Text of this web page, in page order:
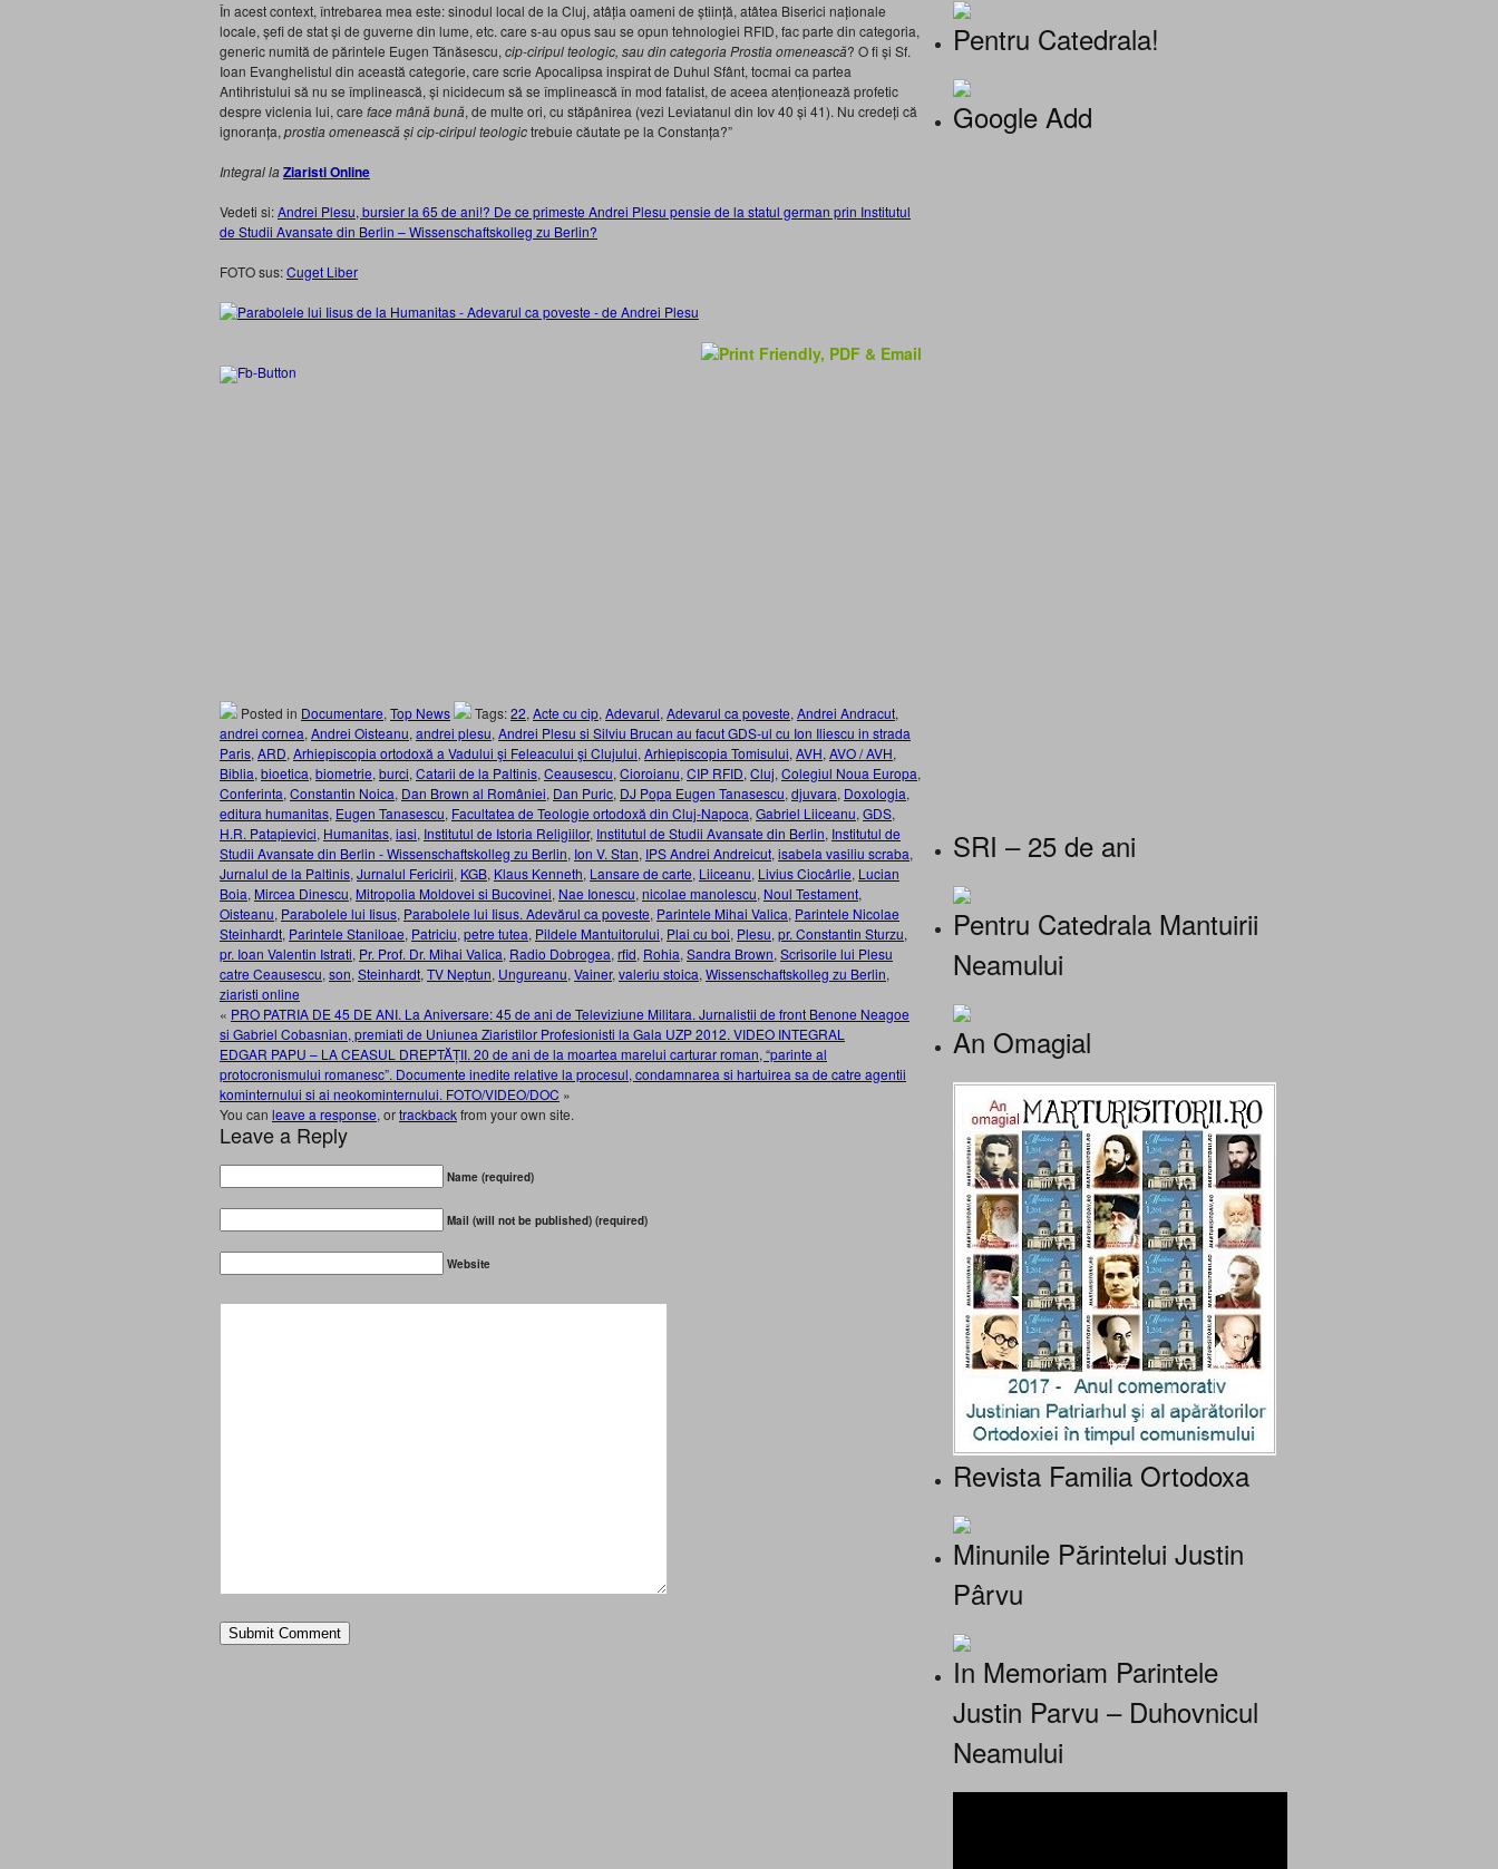
În acest context, întrebarea mea este: sinodul local de la Cluj, atâția oameni de știință, atâtea Biserici naționale
locale, șefi de stat și de guverne din lume, etc. care s-au opus sau se opun tehnologiei RFID, fac parte din categoria,
generic numită de părintele Eugen Tănăsescu, cip-ciripul teologic, sau din categoria Prostia omenească? O fi și Sf.
Ioan Evanghelistul din această categorie, care scrie Apocalipsa inspirat de Duhul Sfânt, tocmai ca partea
Antihristului să nu se împlinească, și nicidecum să se împlinească în mod fatalist, de aceea atenționează profetic
despre viclenia lui, care face mână bună, de multe ori, cu stăpânirea (vezi Leviatanul din Iov 40 și 41). Nu credeți că
ignoranța, prostia omenească și cip-ciripul teologictrebuie căutate pe la Constanța?”
Integral laZiaristi Online
Vedeti si:Andrei Plesu, bursier la 65 de ani!? De ce primeste Andrei Plesu pensie de la statul german prin Institutul
de Studii Avansate din Berlin – Wissenschaftskolleg zu Berlin?
FOTO sus:Cuget Liber
Posted in Documentare, Top News Tags:22, Acte cu cip, Adevarul, Adevarul ca poveste, Andrei Andracut,
andrei cornea, Andrei Oisteanu, andrei plesu, Andrei Plesu si Silviu Brucan au facut GDS-ul cu Ion Iliescu in strada
Paris, ARD, Arhiepiscopia ortodoxă a Vadului şi Feleacului şi Clujului, Arhiepiscopia Tomisului, AVH, AVO / AVH,
Biblia, bioetica, biometrie, burci, Catarii de la Paltinis, Ceausescu, Cioroianu, CIP RFID, Cluj, Colegiul Noua Europa,
Conferinta, Constantin Noica, Dan Brown al României, Dan Puric, DJ Popa Eugen Tanasescu, djuvara, Doxologia,
editura humanitas, Eugen Tanasescu, Facultatea de Teologie ortodoxă din Cluj-Napoca, Gabriel Liiceanu, GDS,
H.R. Patapievici, Humanitas, iasi, Institutul de Istoria Religiilor, Institutul de Studii Avansate din Berlin, Institutul de
Studii Avansate din Berlin - Wissenschaftskolleg zu Berlin, Ion V. Stan, IPS Andrei Andreicut, isabela vasiliu scraba,
Jurnalul de la Paltinis, Jurnalul Fericirii, KGB, Klaus Kenneth, Lansare de carte, Liiceanu, Livius Ciocârlie, Lucian
Boia, Mircea Dinescu, Mitropolia Moldovei si Bucovinei, Nae Ionescu, nicolae manolescu, Noul Testament,
Oisteanu, Parabolele lui Iisus, Parabolele lui Iisus. Adevărul ca poveste, Parintele Mihai Valica, Parintele Nicolae
Steinhardt, Parintele Staniloae, Patriciu, petre tutea, Pildele Mantuitorului, Plai cu boi, Plesu, pr. Constantin Sturzu,
pr. Ioan Valentin Istrati, Pr. Prof. Dr. Mihai Valica, Radio Dobrogea, rfid, Rohia, Sandra Brown, Scrisorile lui Plesu
catre Ceausescu, son, Steinhardt, TV Neptun, Ungureanu, Vainer, valeriu stoica, Wissenschaftskolleg zu Berlin,
ziaristi online
« PRO PATRIA DE 45 DE ANI. La Aniversare: 45 de ani de Televiziune Militara. Jurnalistii de front Benone Neagoe
si Gabriel Cobasnian, premiati de Uniunea Ziaristilor Profesionisti la Gala UZP 2012. VIDEO INTEGRAL
EDGAR PAPU – LA CEASUL DREPTĂȚII. 20 de ani de la moartea marelui carturar roman, “parinte al
protocronismului romanesc”. Documente inedite relative la procesul, condamnarea si hartuirea sa de catre agentii
kominternului si ai neokominternului. FOTO/VIDEO/DOC »
You can leave a response, ortrackbackfrom your own site.
Leave a Reply
Name (required)
Mail (will not be published) (required)
Website
Pentru Catedrala!
Google Add
SRI – 25 de ani
Pentru Catedrala Mantuirii
Neamului
An Omagial
Revista Familia Ortodoxa
Minunile Părintelui Justin
Pârvu
In Memoriam Parintele
Justin Parvu – Duhovnicul
Neamului